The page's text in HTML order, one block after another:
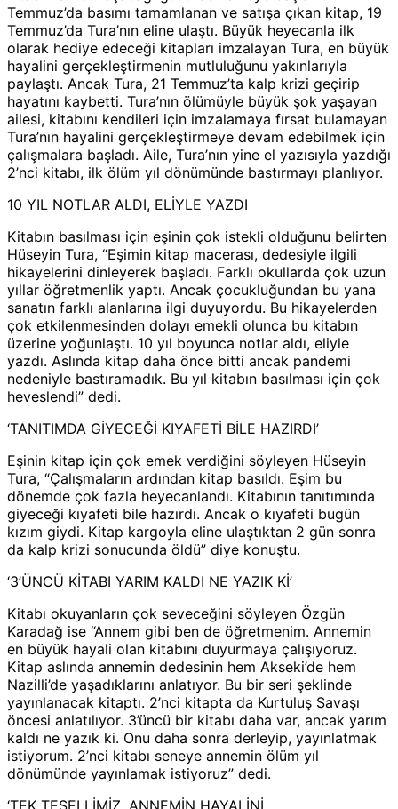
Temmuz’da basımı tamamlanan ve satışa çıkan kitap, 19
Temmuz’da Tura’nın eline ulaştı. Büyük heyecanla ilk
olarak hediye edeceği kitapları imzalayan Tura, en büyük
hayalini gerçekleştirmenin mutluluğunu yakınlarıyla
paylaştı. Ancak Tura, 21 Temmuz’ta kalp krizi geçirip
hayatını kaybetti. Tura’nın ölümüyle büyük şok yaşayan
ailesi, kitabını kendileri için imzalamaya fırsat bulamayan
Tura’nın hayalini gerçekleştirmeye devam edebilmek için
çalışmalara başladı. Aile, Tura’nın yine el yazısıyla yazdığı
2’nci kitabı, ilk ölüm yıl dönümünde bastırmayı planlıyor.
10 YIL NOTLAR ALDI, ELİYLE YAZDI
Kitabın basılması için eşinin çok istekli olduğunu belirten
Hüseyin Tura, “Eşimin kitap macerası, dedesiyle ilgili
hikayelerini dinleyerek başladı. Farklı okullarda çok uzun
yıllar öğretmenlik yaptı. Ancak çocukluğundan bu yana
sanatın farklı alanlarına ilgi duyuyordu. Bu hikayelerden
çok etkilenmesinden dolayı emekli olunca bu kitabın
üzerine yoğunlaştı. 10 yıl boyunca notlar aldı, eliyle
yazdı. Aslında kitap daha önce bitti ancak pandemi
nedeniyle bastıramadık. Bu yıl kitabın basılması için çok
heveslendi” dedi.
‘TANITIMDA GİYECEĞİ KIYAFETİ BİLE HAZIRDI’
Eşinin kitap için çok emek verdiğini söyleyen Hüseyin
Tura, “Çalışmaların ardından kitap basıldı. Eşim bu
dönemde çok fazla heyecanlandı. Kitabının tanıtımında
giyeceği kıyafeti bile hazırdı. Ancak o kıyafeti bugün
kızım giydi. Kitap kargoyla eline ulaştıktan 2 gün sonra
da kalp krizi sonucunda öldü” diye konuştu.
‘3’ÜNCÜ KİTABI YARIM KALDI NE YAZIK Kİ’
Kitabı okuyanların çok seveceğini söyleyen Özgün
Karadağ ise “Annem gibi ben de öğretmenim. Annemin
en büyük hayali olan kitabını duyurmaya çalışıyoruz.
Kitap aslında annemin dedesinin hem Akseki’de hem
Nazilli’de yaşadıklarını anlatıyor. Bu bir seri şeklinde
yayınlanacak kitaptı. 2’nci kitapta da Kurtuluş Savaşı
öncesi anlatılıyor. 3’üncü bir kitabı daha var, ancak yarım
kaldı ne yazık ki. Onu daha sonra derleyip, yayınlatmak
istiyorum. 2’nci kitabı seneye annemin ölüm yıl
dönümünde yayınlamak istiyoruz” dedi.
‘TEK TESELLİMİZ, ANNEMİN HAYALİNİ